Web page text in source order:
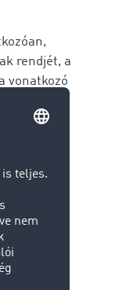
rendjét, a
vonatkozó
belföldön is
a
okmány
már